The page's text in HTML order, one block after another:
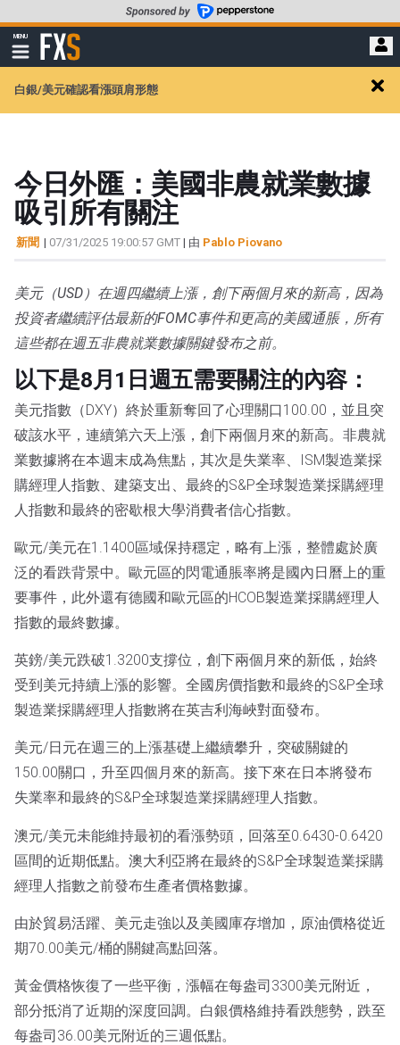
至
要
MENU
顯
示
航
FXStreet
白銀/美元確認看漲頭肩形態
alert
今日外匯：美國非農就業數據
吸引所有關注
新聞 | 07/31/2025 19:00:57 GMT | 由 Pablo Piovano
美元（USD）在週四繼續上漲，創下兩個月來的新高，因為
投資者繼續評估最新的FOMC事件和更高的美國通脹，所有
這些都在週五非農就業數據關鍵發布之前。
以下是8月1日週五需要關注的內容：
美元指數（DXY）終於重新奪回了心理關口100.00，並且突
破該水平，連續第六天上漲，創下兩個月來的新高。非農就
業數據將在本週末成為焦點，其次是失業率、ISM製造業採
購經理人指數、建築支出、最終的S&P全球製造業採購經理
人指數和最終的密歇根大學消費者信心指數。
歐元/美元在1.1400區域保持穩定，略有上漲，整體處於廣
泛的看跌背景中。歐元區的閃電通脹率將是國內日曆上的重
要事件，此外還有德國和歐元區的HCOB製造業採購經理人
指數的最終數據。
英鎊/美元跌破1.3200支撐位，創下兩個月來的新低，始終
受到美元持續上漲的影響。全國房價指數和最終的S&P全球
製造業採購經理人指數將在英吉利海峽對面發布。
美元/日元在週三的上漲基礎上繼續攀升，突破關鍵的
150.00關口，升至四個月來的新高。接下來在日本將發布
失業率和最終的S&P全球製造業採購經理人指數。
澳元/美元未能維持最初的看漲勢頭，回落至0.6430-0.6420
區間的近期低點。澳大利亞將在最終的S&P全球製造業採購
經理人指數之前發布生產者價格數據。
由於貿易活躍、美元走強以及美國庫存增加，原油價格從近
期70.00美元/桶的關鍵高點回落。
黃金價格恢復了一些平衡，漲幅在每盎司3300美元附近，
部分抵消了近期的深度回調。白銀價格維持看跌態勢，跌至
每盎司36.00美元附近的三週低點。